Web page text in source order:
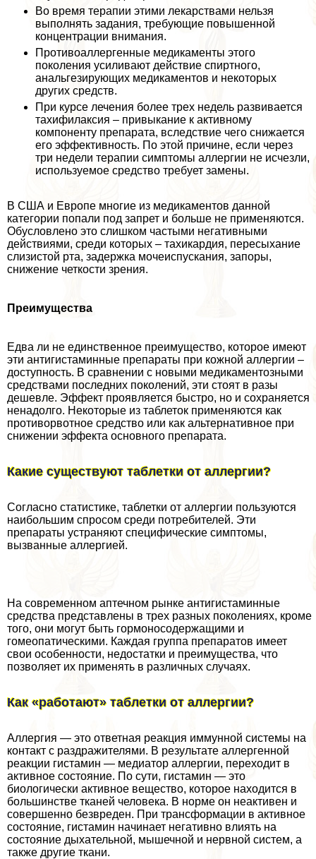
Во время терапии этими лекарствами нельзя
выполнять задания, требующие повышенной
концентрации внимания.
Противоаллергенные медикаменты этого
поколения усиливают действие спиртного,
aнaльгезирующих медикаментов и некоторых
других средств.
При курсе лечения более трех недель развивается
тахифилаксия – привыкание к активному
компоненту препарата, вследствие чего снижается
его эффективность. По этой причине, если через
три недели терапии симптомы аллергии не исчезли,
используемое средство требует замены.
В США и Европе многие из медикаментов данной
категории попали под запрет и больше не применяются.
Обусловлено это слишком частыми негативными
действиями, среди которых – тахикардия, пересыхание
слизистой рта, задержка мочеиспускания, запоры,
снижение четкости зрения.
Преимущества
Едва ли не единственное преимущество, которое имеют
эти антигистаминные препараты при кожной аллергии –
доступность. В сравнении с новыми медикаментозными
средствами последних поколений, эти стоят в разы
дешевле. Эффект проявляется быстро, но и сохраняется
ненадолго. Некоторые из таблеток применяются как
противорвотное средство или как альтернативное при
снижении эффекта основного препарата.
Какие существуют таблетки от аллергии?
Согласно статистике, таблетки от аллергии пользуются
наибольшим спросом среди потребителей. Эти
препараты устраняют специфические симптомы,
вызванные аллергией.
На современном аптечном рынке антигистаминные
средства представлены в трех разных поколениях, кроме
того, они могут быть гормоносодержащими и
гомеопатическими. Каждая группа препаратов имеет
свои особенности, недостатки и преимущества, что
позволяет их применять в различных случаях.
Как «работают» таблетки от аллергии?
Аллергия — это ответная реакция иммунной системы на
контакт с раздражителями. В результате аллергенной
реакции гистамин — медиатор аллергии, переходит в
активное состояние. По сути, гистамин — это
биологически активное вещество, которое находится в
большинстве тканей человека. В норме он неактивен и
совершенно безвреден. При трaнcформации в активное
состояние, гистамин начинает негативно влиять на
состояние дыхательной, мышечной и нервной систем, а
также другие ткани.